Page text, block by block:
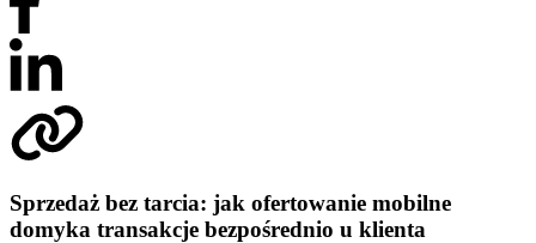
Sprzedaż bez tarcia: jak ofertowanie mobilne
domyka transakcje bezpośrednio u klienta